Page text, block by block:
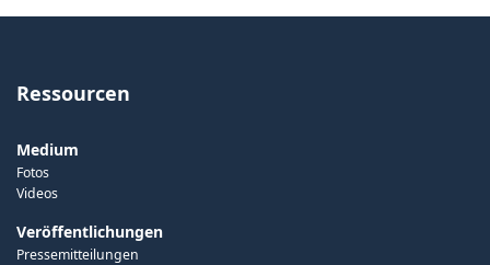
Ressourcen
Medium
Fotos
Videos
Veröffentlichungen
Pressemitteilungen